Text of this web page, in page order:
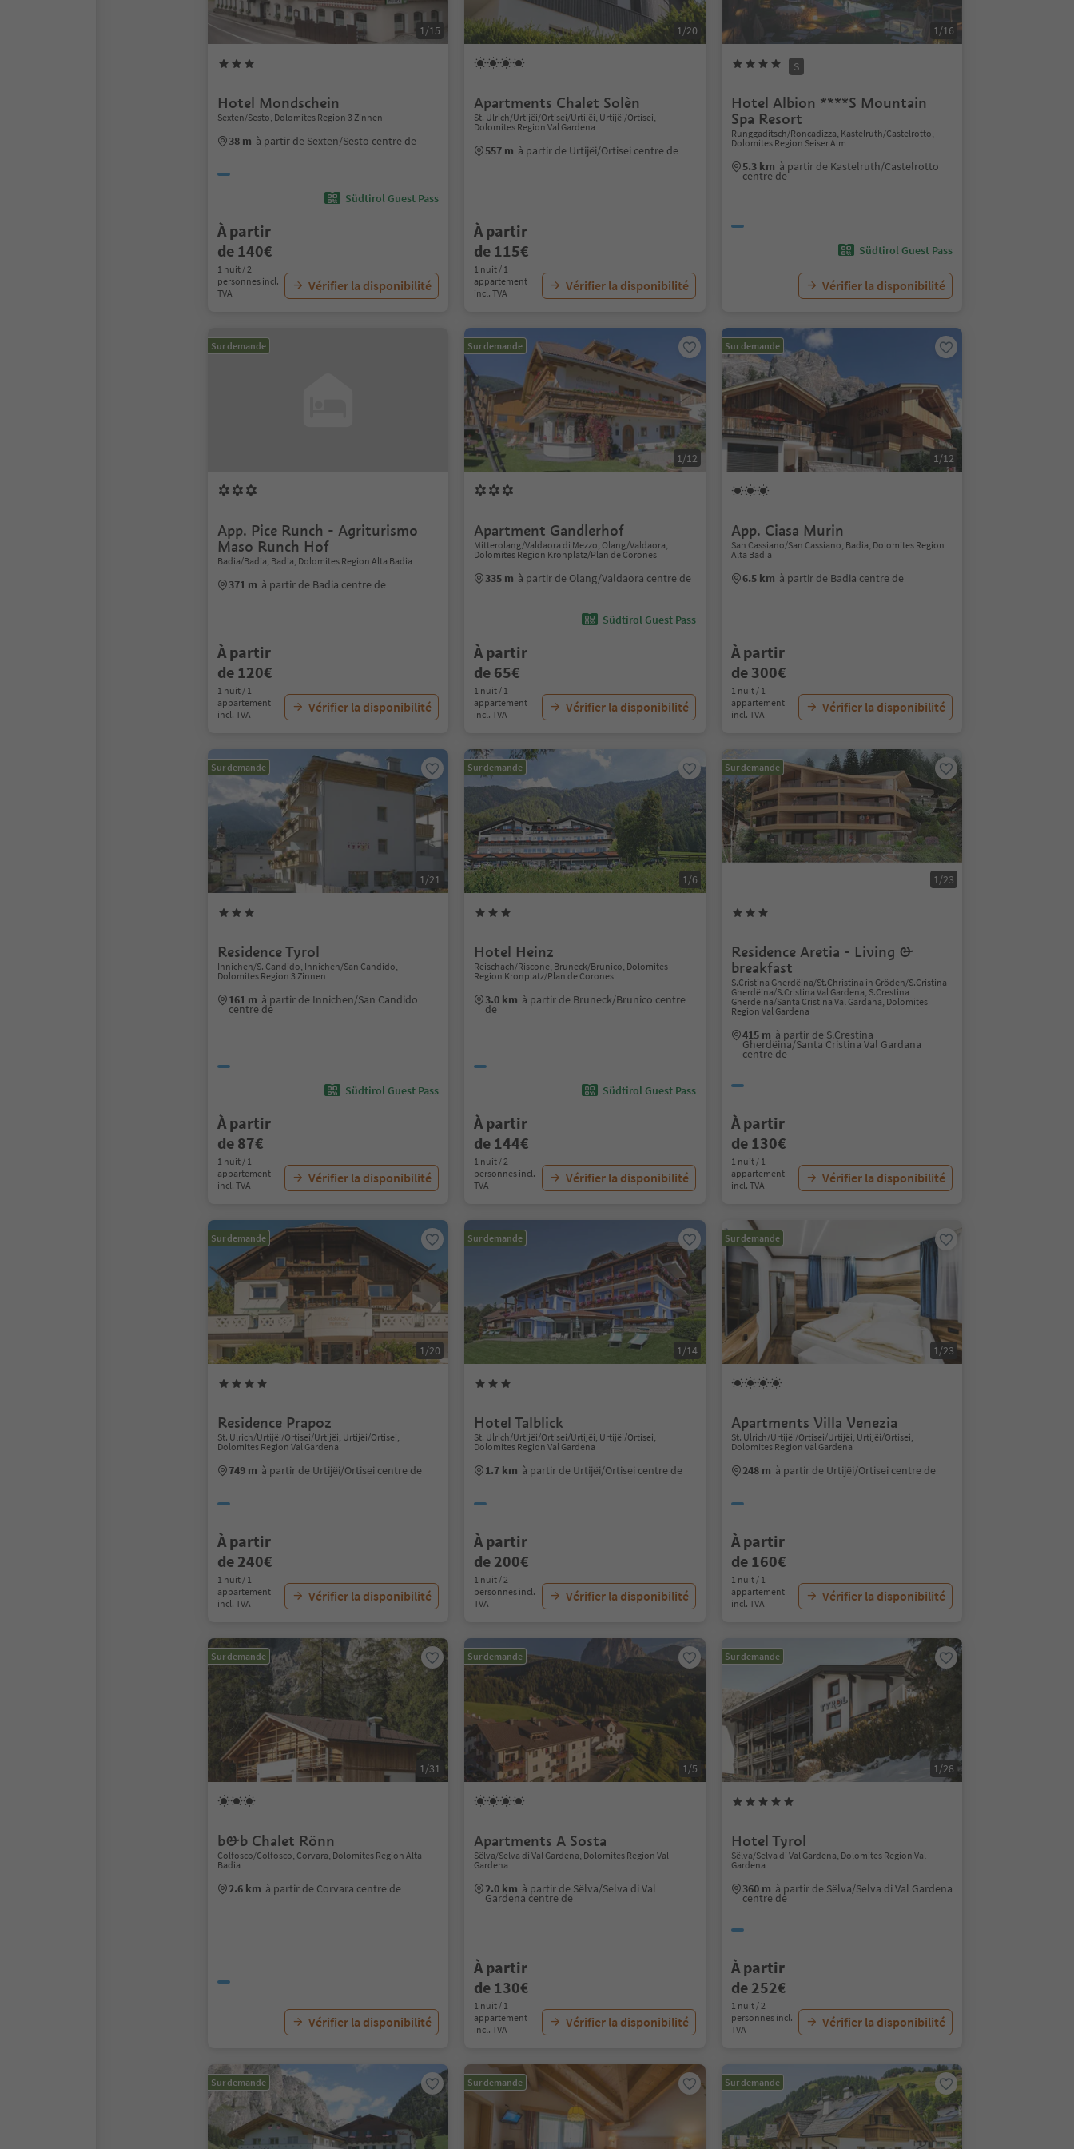
1/15
Hotel Mondschein
Sexten/Sesto, Dolomites Region 3 Zinnen
38 m à partir de Sexten/Sesto centre de
Südtirol Guest Pass
À partir
de 140€
1 nuit / 2
personnes incl.
TVA
Vérifier la disponibilité
1/20
Apartments Chalet Solèn
St. Ulrich/Urtijëi/Ortisei/Urtijëi, Urtijëi/Ortisei,
Dolomites Region Val Gardena
557 m à partir de Urtijëi/Ortisei centre de
À partir
de 115€
1 nuit / 1
appartement
incl. TVA
Vérifier la disponibilité
1/16
S
Hotel Albion ****S Mountain
Spa Resort
Runggaditsch/Roncadizza, Kastelruth/Castelrotto,
Dolomites Region Seiser Alm
5.3 km à partir de Kastelruth/Castelrotto
centre de
Südtirol Guest Pass
Vérifier la disponibilité
Sur demande
App. Pice Runch - Agriturismo
Maso Runch Hof
Badia/Badia, Badia, Dolomites Region Alta Badia
371 m à partir de Badia centre de
À partir
de 120€
1 nuit / 1
appartement
incl. TVA
Vérifier la disponibilité
Sur demande
1/12
Apartment Gandlerhof
Mitterolang/Valdaora di Mezzo, Olang/Valdaora,
Dolomites Region Kronplatz/Plan de Corones
335 m à partir de Olang/Valdaora centre de
Südtirol Guest Pass
À partir
de 65€
1 nuit / 1
appartement
incl. TVA
Vérifier la disponibilité
Sur demande
1/12
App. Ciasa Murin
San Cassiano/San Cassiano, Badia, Dolomites Region
Alta Badia
6.5 km à partir de Badia centre de
À partir
de 300€
1 nuit / 1
appartement
incl. TVA
Vérifier la disponibilité
Sur demande
1/21
Residence Tyrol
Innichen/S. Candido, Innichen/San Candido,
Dolomites Region 3 Zinnen
161 m à partir de Innichen/San Candido
centre de
Südtirol Guest Pass
À partir
de 87€
1 nuit / 1
appartement
incl. TVA
Vérifier la disponibilité
Sur demande
1/6
Hotel Heinz
Reischach/Riscone, Bruneck/Brunico, Dolomites
Region Kronplatz/Plan de Corones
3.0 km à partir de Bruneck/Brunico centre
de
Südtirol Guest Pass
À partir
de 144€
1 nuit / 2
personnes incl.
TVA
Vérifier la disponibilité
Sur demande
1/23
Residence Aretia - Living &
breakfast
S.Cristina Gherdëina/St.Christina in Gröden/S.Cristina
Gherdëina/S.Cristina Val Gardena, S.Crestina
Gherdëina/Santa Cristina Val Gardana, Dolomites
Region Val Gardena
415 m à partir de S.Crestina
Gherdëina/Santa Cristina Val Gardana
centre de
À partir
de 130€
1 nuit / 1
appartement
incl. TVA
Vérifier la disponibilité
Sur demande
1/20
Residence Prapoz
St. Ulrich/Urtijëi/Ortisei/Urtijëi, Urtijëi/Ortisei,
Dolomites Region Val Gardena
749 m à partir de Urtijëi/Ortisei centre de
À partir
de 240€
1 nuit / 1
appartement
incl. TVA
Vérifier la disponibilité
Sur demande
1/14
Hotel Talblick
St. Ulrich/Urtijëi/Ortisei/Urtijëi, Urtijëi/Ortisei,
Dolomites Region Val Gardena
1.7 km à partir de Urtijëi/Ortisei centre de
À partir
de 200€
1 nuit / 2
personnes incl.
TVA
Vérifier la disponibilité
Sur demande
1/23
Apartments Villa Venezia
St. Ulrich/Urtijëi/Ortisei/Urtijëi, Urtijëi/Ortisei,
Dolomites Region Val Gardena
248 m à partir de Urtijëi/Ortisei centre de
À partir
de 160€
1 nuit / 1
appartement
incl. TVA
Vérifier la disponibilité
Sur demande
1/31
b&b Chalet Rönn
Colfosco/Colfosco, Corvara, Dolomites Region Alta
Badia
2.6 km à partir de Corvara centre de
Vérifier la disponibilité
Sur demande
1/5
Apartments A Sosta
Sëlva/Selva di Val Gardena, Dolomites Region Val
Gardena
2.0 km à partir de Sëlva/Selva di Val
Gardena centre de
À partir
de 130€
1 nuit / 1
appartement
incl. TVA
Vérifier la disponibilité
Sur demande
1/28
Hotel Tyrol
Sëlva/Selva di Val Gardena, Dolomites Region Val
Gardena
360 m à partir de Sëlva/Selva di Val Gardena
centre de
À partir
de 252€
1 nuit / 2
personnes incl.
TVA
Vérifier la disponibilité
Sur demande Sur demande Sur demande